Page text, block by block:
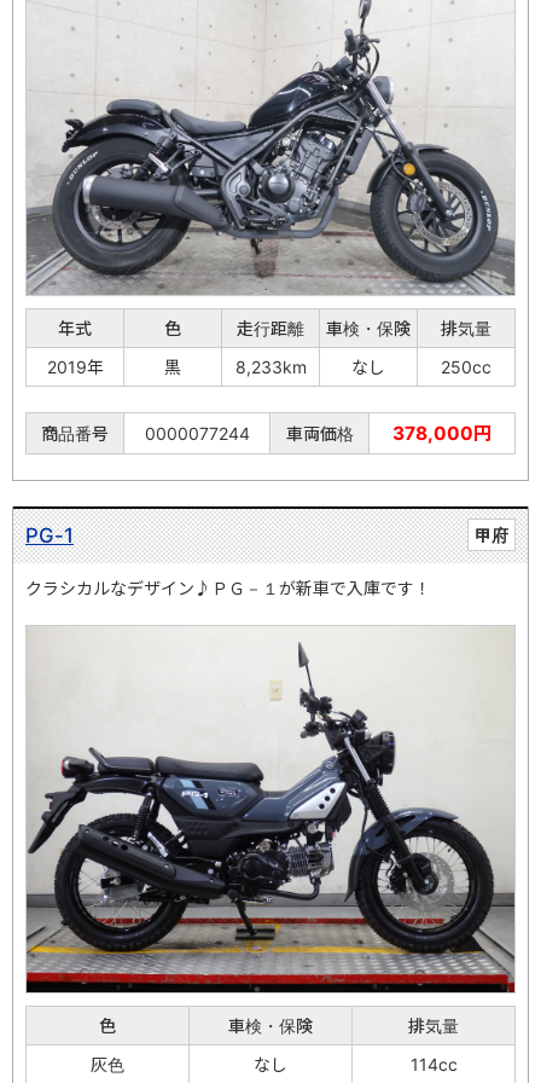
年式 色 走行距離 車検・保険
排気量
2019年
黒 8,233km なし 250cc
商品番号 0000077244 車両価格 378,000円
甲府
PG-1
クラシカルなデザイン♪ＰＧ－１が新車で入庫です！
色 車検・保険
排気量
灰色
なし 114cc